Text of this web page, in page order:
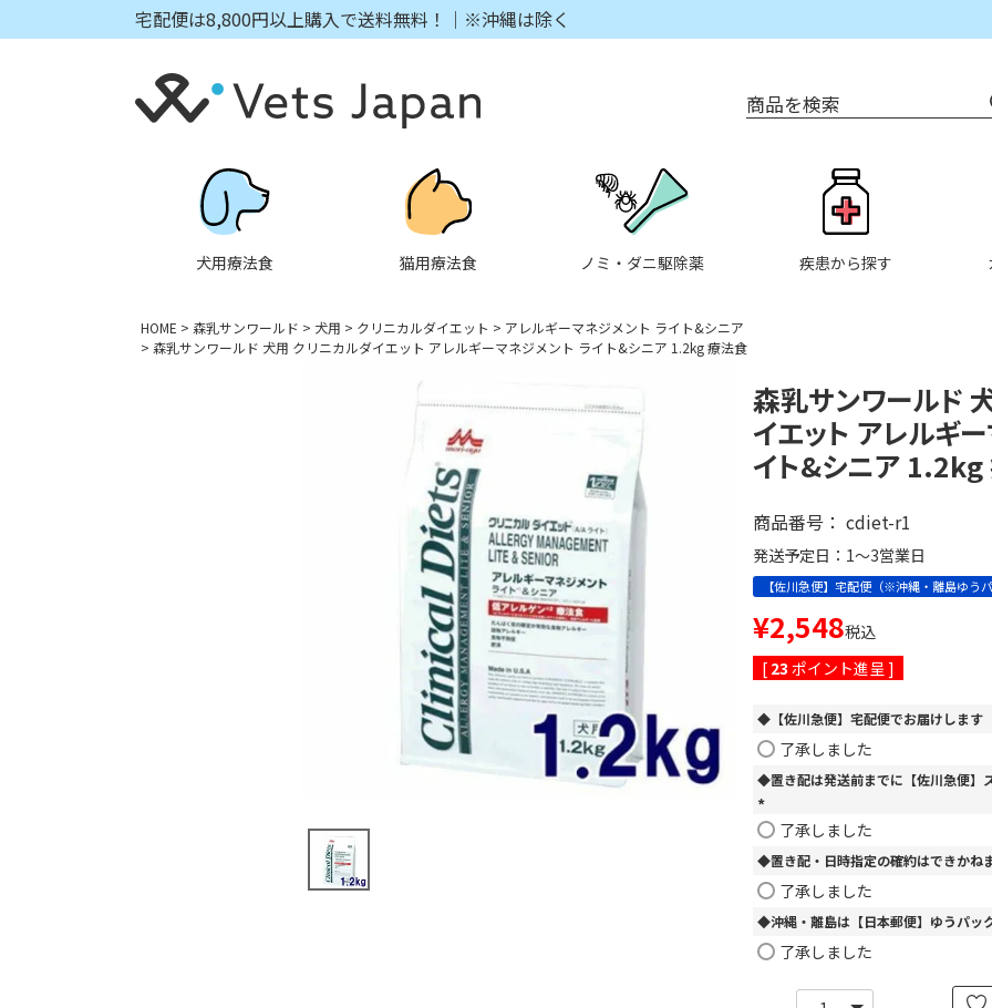
宅配便は8,800円以上購入で送料無料！｜※沖縄は除く
商品を検索
犬用療法食 猫用療法食 ノミ・ダニ駆除薬 疾患から探す
HOME 森乳サンワールド 犬用 クリニカルダイエット
アレルギーマネジメント ライト&シニア
森乳サンワールド 犬用 クリニカルダイエット アレルギーマネジメント ライト&シニア 1.2kg 療法食
森乳サンワールド
イエット アレルギ
イト&シニア
商品番号 cdiet-r1
発送予定日：1～3営業日
【佐川急便】宅配便（※沖縄・離島ゆう
¥2,548税込
[ 23 ポイント進呈 ]
◆【佐川急便】宅配便でお届けしま
了承しました
◆置き配は発送前までに【佐川急便】
(
必
須
)
了承しました
◆置き配・日時指定の確約はできかね
了承しました
◆沖縄・離島は【日本郵便】ゆうパッ
了承しました